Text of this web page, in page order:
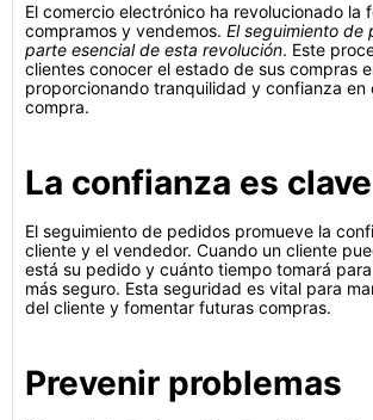
El comercio electrónico ha revolucionado la
compramos y vendemos. El seguimiento de
parte esencial de esta revolución. Este
clientes conocer el estado de sus compras
proporcionando tranquilidad y confianza en
compra.
La confianza es clave
El seguimiento de pedidos promueve la
cliente y el vendedor. Cuando un cliente
está su pedido y cuánto tiempo tomará
más seguro. Esta seguridad es vital para
del cliente y fomentar futuras compras.
Prevenir problemas